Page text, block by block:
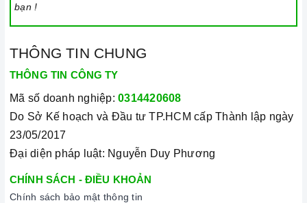
bạn !
THÔNG TIN CHUNG
THÔNG TIN CÔNG TY
Mã số doanh nghiệp: 0314420608
Do Sở Kế hoạch và Đầu tư TP.HCM cấp Thành lập ngày
23/05/2017
Đại diện pháp luật: Nguyễn Duy Phương
CHÍNH SÁCH - ĐIỀU KHOẢN
Chính sách bảo mật thông tin